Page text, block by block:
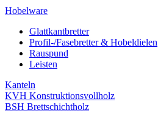
Hobelware
Glattkantbretter
Profil-/Fasebretter & Hobeldielen
Rauspund
Leisten
Kanteln
KVH Konstruktionsvollholz
BSH Brettschichtholz